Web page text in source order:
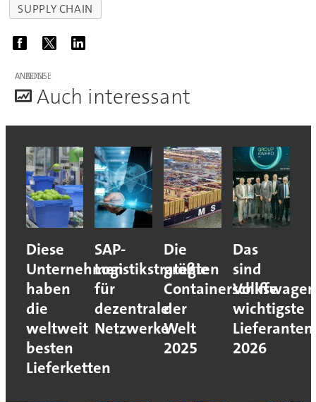
SUPPLY CHAIN
ANZEIGE
Auch interessant
Diese
Unternehmen
haben
die
weltweit
besten
Lieferketten
SAP-
Logistikstrategie
für
dezentrale
Netzwerke
Die
größten
Containerschiffe
der
Welt
2025
Das
sind
wichtigste
Lieferanten
2026